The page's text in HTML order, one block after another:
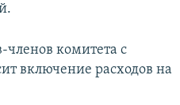
членов комитета с
включение расходов на